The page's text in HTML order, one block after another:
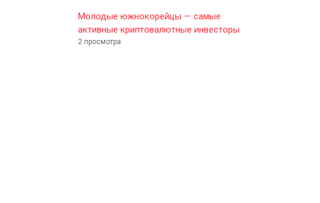
Молодые южнокорейцы — самые
активные криптовалютные инвесторы
2 просмотра